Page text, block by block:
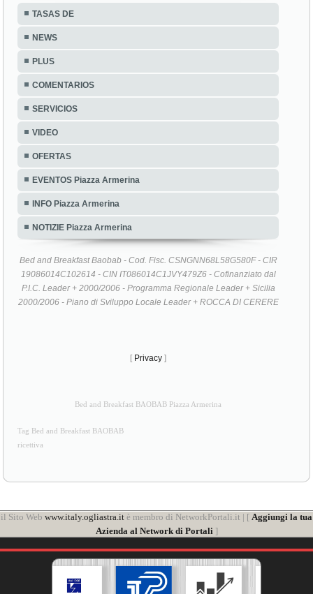
TASAS DE
NEWS
PLUS
COMENTARIOS
SERVICIOS
VIDEO
OFERTAS
EVENTOS Piazza Armerina
INFO Piazza Armerina
NOTIZIE Piazza Armerina
Bed and Breakfast Baobab - Cod. Fisc. CSNGNN68L58G580F - CIR
19086014C102614 - CIN IT086014C1JVY479Z6 - Cofinanziato dal
P.I.C. Leader + 2000/2006 - Programma Regionale Leader + Sicilia
2000/2006 - Piano di Sviluppo Locale Leader + ROCCA DI CERERE
[ Privacy ]
Bed and Breakfast BAOBAB Piazza Armerina
Tag Bed and Breakfast BAOBAB
ricettiva
il Sito Web www.italy.ogliastra.it è membro di NetworkPortali.it | [ Aggiungi la tua
Azienda al Network di Portali ]